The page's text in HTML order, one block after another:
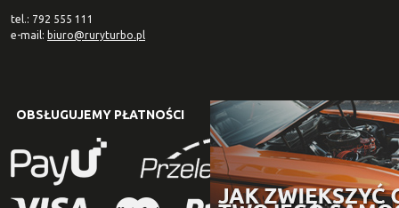
tel.: 792 555 111
e-mail: biuro@ruryturbo.pl
OBSŁUGUJEMY PŁATNOŚCI